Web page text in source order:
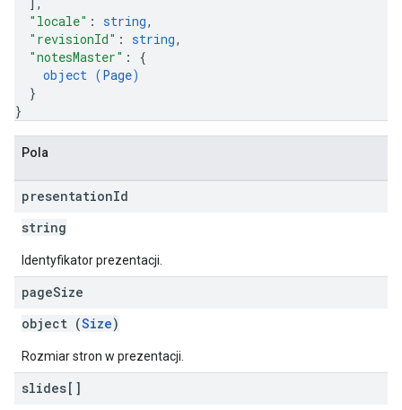
"locale" : string,
"revisionId" : string,
"notesMaster" : {
object (Page)
}
}
Pola
presentationId
string
Identyfikator prezentacji.
pageSize
object (Size)
Rozmiar stron w prezentacji.
slides[]